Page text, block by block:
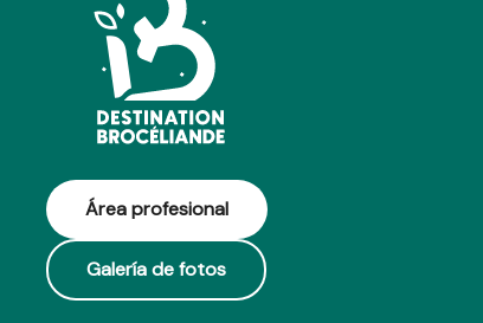
Área profesional
Galería de fotos